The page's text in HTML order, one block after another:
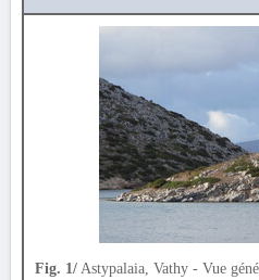
Fig. 1/ Astypalaia, Vathy - Vue